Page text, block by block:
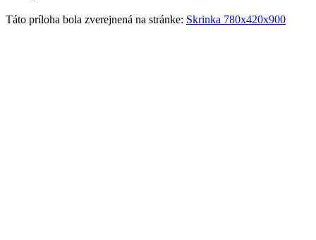
Táto príloha bola zverejnená na stránke: Skrinka 780x420x900